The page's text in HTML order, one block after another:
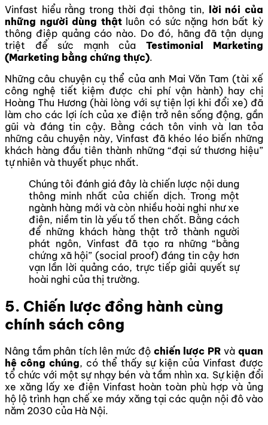
Vinfast hiểu rằng trong thời đại thông tin,
lời nói của
những người dùng thậtluôn có sức nặng hơn bất kỳ
thông điệp quảng cáo nào. Do đó, hãng đã tận dụng
triệt để sức mạnh của Testimonial Marketing
(Marketing bằng chứng thực).
Những câu chuyện cụ thể của anh Mai Văn Tam (tài xế
công nghệ tiết kiệm được chi phí vận hành) hay chị
Hoàng Thu Hương (hài lòng với sự tiện lợi khi đổi xe) đã
làm cho các lợi ích của xe điện trở nên sống động, gần
gũi và đáng tin cậy. Bằng cách tôn vinh và lan tỏa
những câu chuyện này, Vinfast đã khéo léo biến những
khách hàng đầu tiên thành những “đại sứ thương hiệu”
tự nhiên và thuyết phục nhất.
Chúng tôi đánh giá đây là chiến lược nội dung
thông minh nhất của chiến dịch. Trong một
ngành hàng mới và còn nhiều hoài nghi như xe
điện, niềm tin là yếu tố then chốt. Bằng cách
để những khách hàng thật trở thành người
phát ngôn, Vinfast đã tạo ra những “bằng
chứng xã hội” (social proof) đáng tin cậy hơn
vạn lần lời quảng cáo, trực tiếp giải quyết sự
hoài nghi của thị trường.
5. Chiến lược đồng hành cùng
chính sách công
Nâng tầm phân tích lên mức độ chiến lược PR vàquan
hệ công chúng, có thể thấy sự kiện của Vinfast được
tổ chức với một sự nhạy bén và tầm nhìn xa. Sự kiện đổi
xe xăng lấy xe điện Vinfast hoàn toàn phù hợp và ủng
hộ lộ trình hạn chế xe máy xăng tại các quận nội đô vào
năm 2030 của Hà Nội.